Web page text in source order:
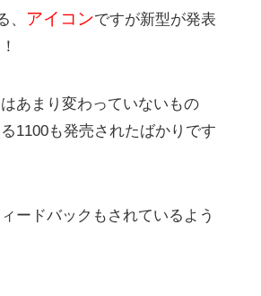
、
アイコンですが新型が発表
あまり変わっていないもの
1100も発売されたばかりです
ードバックもされているよう